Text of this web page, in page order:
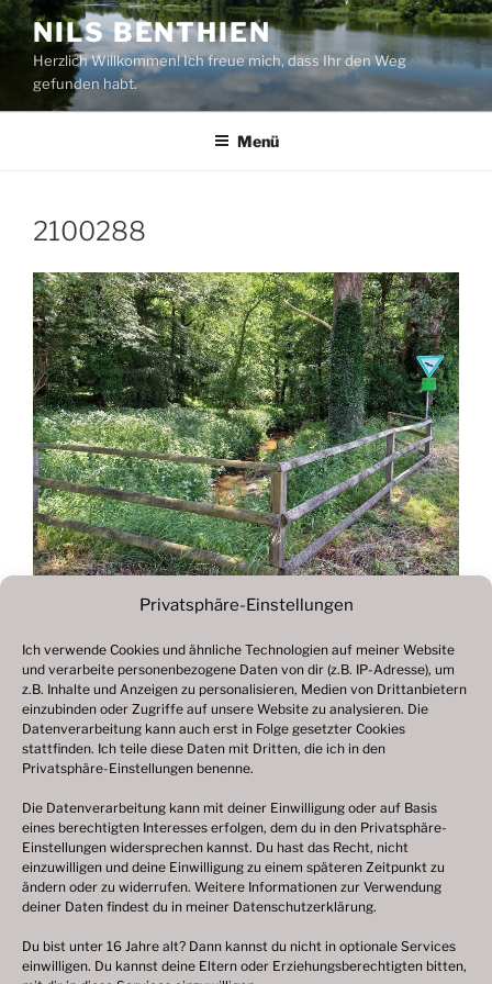
Privatsphäre-Einstellungen
Ich verwende Cookies und ähnliche Technologien auf meiner Website
und verarbeite personenbezogene Daten von dir (z.B. IP-Adresse), um
z.B. Inhalte und Anzeigen zu personalisieren, Medien von Drittanbietern
einzubinden oder Zugriffe auf unsere Website zu analysieren. Die
Datenverarbeitung kann auch erst in Folge gesetzter Cookies
stattfinden. Ich teile diese Daten mit Dritten, die ich in den
Privatsphäre-Einstellungen benenne.
Die Datenverarbeitung kann mit deiner Einwilligung oder auf Basis
eines berechtigten Interesses erfolgen, dem du in den Privatsphäre-
Einstellungen widersprechen kannst. Du hast das Recht, nicht
einzuwilligen und deine Einwilligung zu einem späteren Zeitpunkt zu
ändern oder zu widerrufen. Weitere Informationen zur Verwendung
deiner Daten findest du in meiner Datenschutzerklärung.
Du bist unter 16 Jahre alt? Dann kannst du nicht in optionale Services
einwilligen. Du kannst deine Eltern oder Erziehungsberechtigten bitten,
Zum
Inhalt
springen
NILS BENTHIEN
Herzlich Willkommen! Ich freue mich, dass Ihr den Weg
gefunden habt.
Menü
2100288
Beitragsnavigation
Vorheriger
Beitrag
Fotogalerie 2021
© 2003 – 2025 nilsbenthien.de,Datenschutzerklärung
|Cookie-Richtlinie EU|Impressum